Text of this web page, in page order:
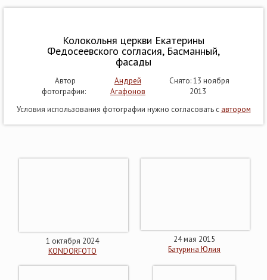
Колокольня церкви Екатерины
Федосеевского согласия, Басманный,
фасады
Автор
фотографии:
Андрей
Агафонов
Снято: 13 ноября
2013
Условия использования фотографии нужно согласовать с автором
1 октября 2024
KONDORFOTO
24 мая 2015
Батурина Юлия